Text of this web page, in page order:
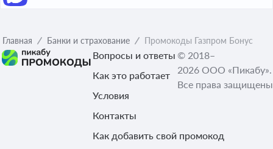
Главная Банки и страхование Промокоды Газпром Бонус
Вопросы и ответы
Как это работает
Условия
Контакты
Как добавить свой промокод
© 2018–
2026 ООО «Пикабу».
Все права защищены